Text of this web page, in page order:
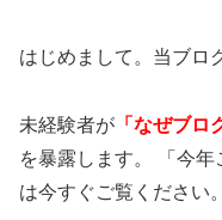
はじめまして。当ブロ
未経験者が 「なぜブロ
を暴露します。 「今
は今すぐご覧ください。